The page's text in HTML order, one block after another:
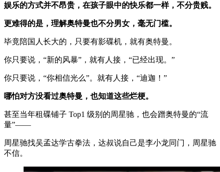
娱乐的方式并不昂贵，在孩子眼中的快乐都一样，不分贵贱。
更难得的是，理解奥特曼也不分男女，毫无门槛。
毕竟陪国人长大的，只要有影碟机，就有奥特曼。
你只要说，“新的风暴”，就有人接，“已经出现。”
你只要说，“你相信光么”。就有人接，“迪迦！”
哪怕对方没看过奥特曼，也知道这些烂梗。
甚至当年租碟铺子 Top1 级别的周星驰，也会蹭奥特曼的“流
量”——
周星驰找吴孟达学古拳法，达叔说自己是李小龙同门，周星驰
不信。